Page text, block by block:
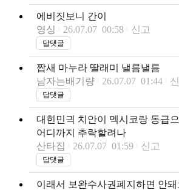
에비짓보니 간이
영싱
26.07.07 00:58 신고
답댓글
짭새 마누라 딸래미 낼름낼름
남자는배기량
26.07.07 01:44
답댓글
대힌민긕 치안이 멕시코랑 동급
어디까지 추락할려나
산타집
26.07.07 01:59 신고
답댓글
이래서 보완수사권폐지하면 안돼